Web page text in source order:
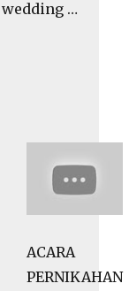
wedding …
ACARA
PERNIKAHAN